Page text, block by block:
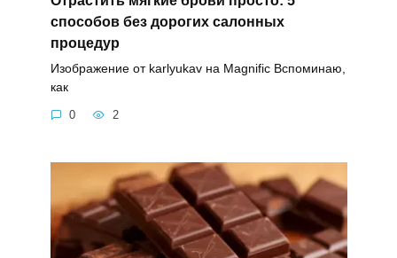
способов без дорогих салонных
процедур
Изображение от karlyukav на Magnific Вспоминаю,
как
0 2